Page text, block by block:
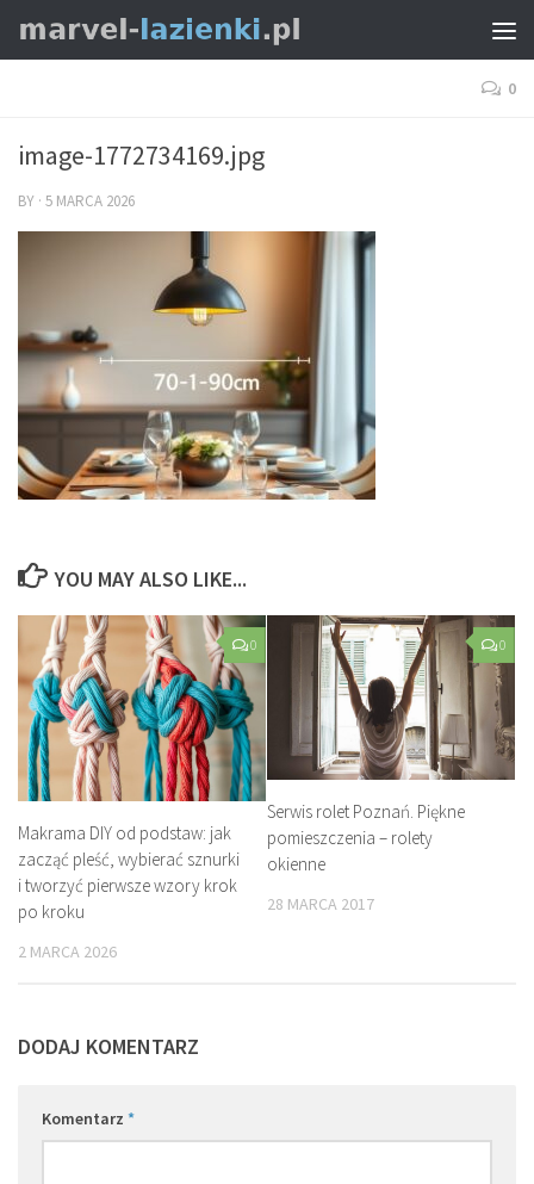
0
image-1772734169.jpg
BY · 5 MARCA 2026
YOU MAY ALSO LIKE...
0
Makrama DIY od podstaw: jak
zacząć pleść, wybierać sznurki
i tworzyć pierwsze wzory krok
po kroku
2 MARCA 2026
0
Serwis rolet Poznań. Piękne
pomieszczenia – rolety
okienne
28 MARCA 2017
DODAJ KOMENTARZ
Komentarz *